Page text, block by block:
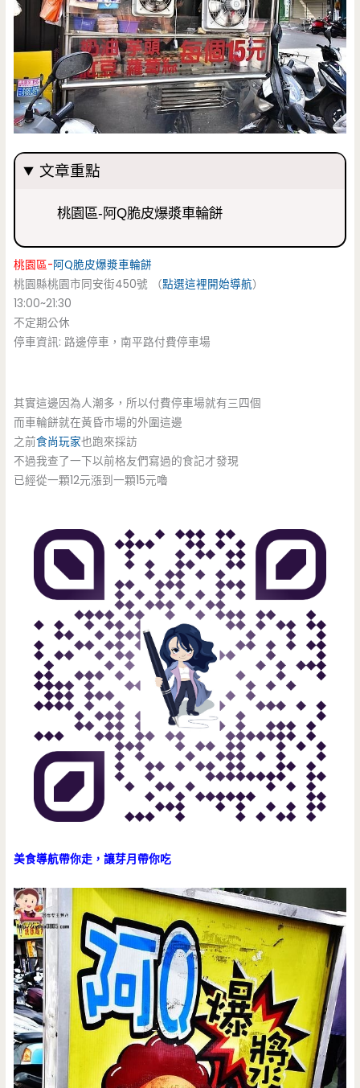
文章重點
桃園區-阿Q脆皮爆漿車輪餅
桃園區-阿Q脆皮爆漿車輪餅
桃園縣桃園市同安街450號 （點選這裡開始導航）
13:00~21:30
不定期公休
停車資訊: 路邊停車，南平路付費停車場
其實這邊因為人潮多，所以付費停車場就有三四個
而車輪餅就在黃昏市場的外圍這邊
之前食尚玩家也跑來採訪
不過我查了一下以前格友們寫過的食記才發現
已經從一顆12元漲到一顆15元嚕
美食導航帶你走，讓芽月帶你吃